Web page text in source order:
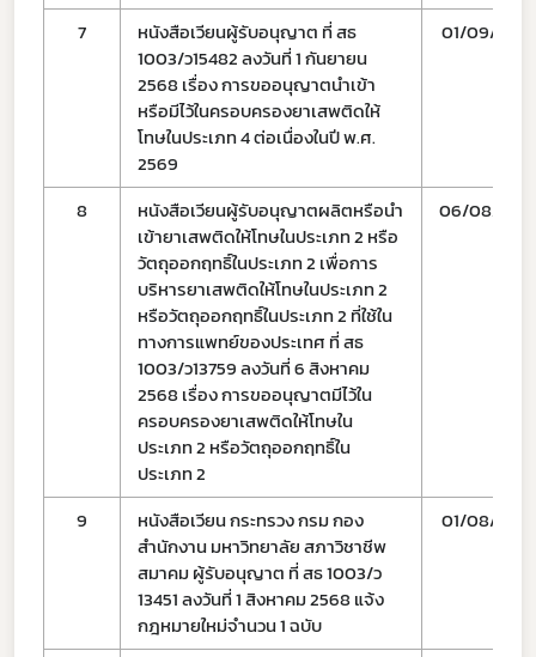
7
หนังสือเวียนผู้รับอนุญาต ที่ สธ
1003/ว15482 ลงวันที่ 1 กันยายน
2568 เรื่อง การขออนุญาตนำเข้า
หรือมีไว้ในครอบครองยาเสพติดให้
โทษในประเภท 4 ต่อเนื่องในปี พ.ศ.
2569
01/09/68
8
หนังสือเวียนผู้รับอนุญาตผลิตหรือนำ
เข้ายาเสพติดให้โทษในประเภท 2 หรือ
วัตถุออกฤทธิ์ในประเภท 2 เพื่อการ
บริหารยาเสพติดให้โทษในประเภท 2
หรือวัตถุออกฤทธิ์ในประเภท 2 ที่ใช้ใน
ทางการแพทย์ของประเทศ ที่ สธ
1003/ว13759 ลงวันที่ 6 สิงหาคม
2568 เรื่อง การขออนุญาตมีไว้ใน
ครอบครองยาเสพติดให้โทษใน
ประเภท 2 หรือวัตถุออกฤทธิ์ใน
ประเภท 2
06/08/68
9
หนังสือเวียน กระทรวง กรม กอง
สำนักงาน มหาวิทยาลัย สภาวิชาชีพ
สมาคม ผู้รับอนุญาต ที่ สธ 1003/ว
13451 ลงวันที่ 1 สิงหาคม 2568 แจ้ง
กฎหมายใหม่จำนวน 1 ฉบับ
01/08/68